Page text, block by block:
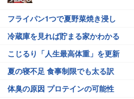
フライパン1つで夏野菜焼き浸し
冷蔵庫を見れば貯まる家かわかる
こじるり「人生最高体重」を更新
夏の寝不足 食事制限でも太る訳
体臭の原因 プロテインの可能性